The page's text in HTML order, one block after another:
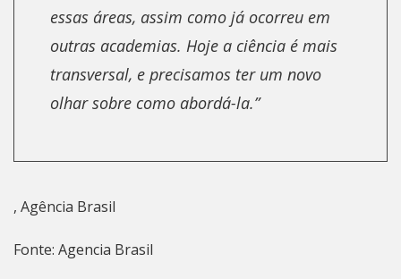
essas áreas, assim como já ocorreu em
outras academias. Hoje a ciência é mais
transversal, e precisamos ter um novo
olhar sobre como abordá-la.”
, Agência Brasil
Fonte: Agencia Brasil